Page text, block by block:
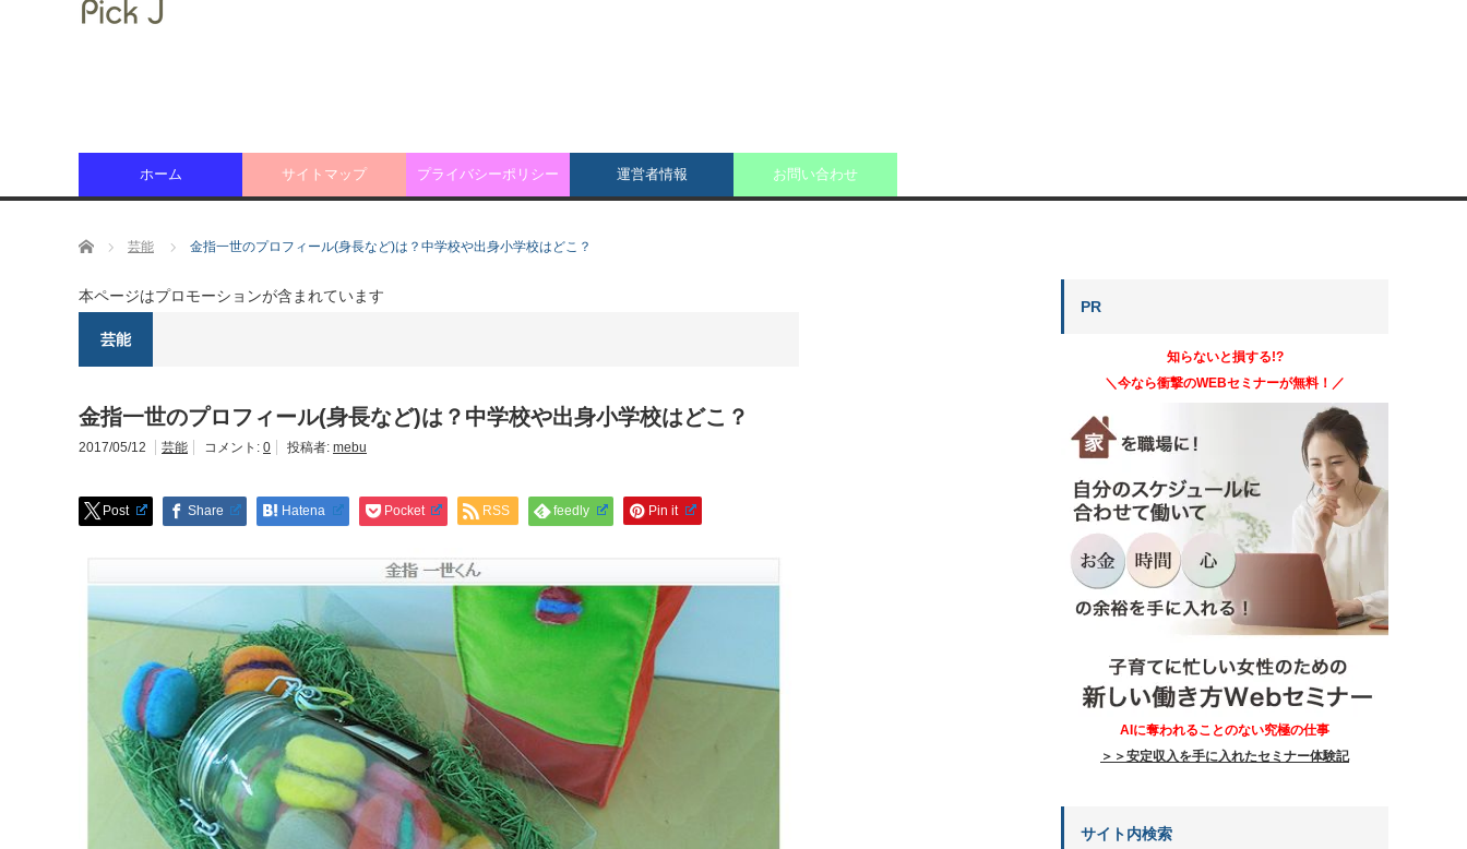
ホーム サイトマップ プライバシーポリシー 運営者情報 お問い合わせ
ホーム 芸能 金指一世のプロフィール(身長など)は？中学校や出身小学校はどこ？
本ページはプロモーションが含まれています
芸能
金指一世のプロフィール(身長など)は？中学校や出身小学校はどこ？
2017/05/12 芸能 コメント: 0 投稿者: mebu
Post Share Hatena Pocket RSS feedly Pin it
PR
知らないと損する!?
＼今なら衝撃のWEBセミナーが無料！／
AIに奪われることのない究極の仕事
＞＞安定収入を手に入れたセミナー体験記
サイト内検索